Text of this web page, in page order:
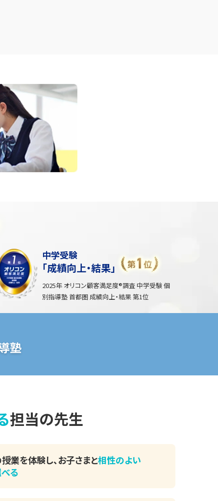
中学受験
「成績向上・結果」
2025年 オリコン顧客満足度®調査 中学受験 個
別指導塾 首都圏 成績向上・結果 第1位
塾
担当の先生
業を体験し、お子さまと相性のよい
る